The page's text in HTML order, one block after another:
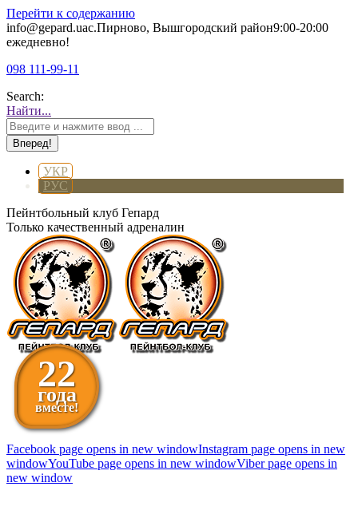
Перейти к содержанию
info@gepard.uaс.Пирново, Вышгородский район9:00-20:00
ежедневно!
098 111-99-11
Search:
Найти...
УКР
РУС
Пейнтбольный клуб Гепард
Только качественный адреналин
22
года
вместе!
Facebook page opens in new windowInstagram page opens in new
windowYouTube page opens in new windowViber page opens in
new window